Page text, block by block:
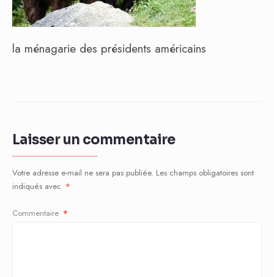
la ménagarie des présidents américains
Laisser un commentaire
Votre adresse e-mail ne sera pas publiée. Les champs obligatoires sont
indiqués avec *
Commentaire *